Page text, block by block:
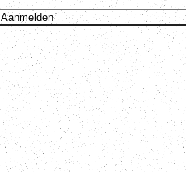
Aanmelden